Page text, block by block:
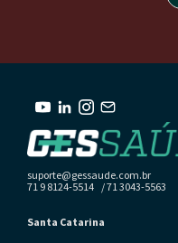
suporte@gessaude.com.br
71 9 8124-5514 / 71 3043-5563
Santa Catarina